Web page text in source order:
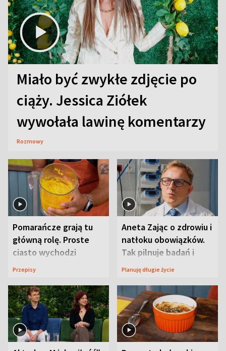
Miało być zwykłe zdjęcie po
ciąży. Jessica Ziółek
wywołała lawinę komentarzy
Rozmowy
Pomarańcze grają tu
główną rolę. Proste
ciasto wychodzi
wyjątkowo wilgotne
Przepisy
Aneta Zając o zdrowiu i
natłoku obowiązków.
Tak pilnuje badań i
wizyt
Planuję długie życie